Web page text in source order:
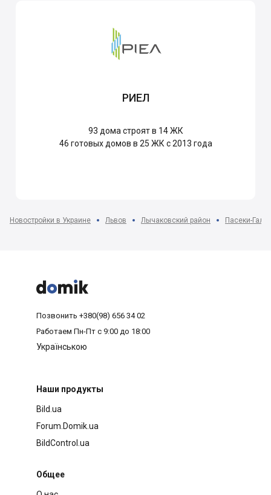
РИЕЛ
93 дома строят в 14 ЖК
46 готовых домов в 25 ЖК с 2013 года
Новостройки в Украине Львов Лычаковский район Пасеки-



Позвонить +380(98) 656 34 02
Работаем Пн-Пт с 9:00 до 18:00
Українською
Наши продукты
Bild.ua
Forum.Domik.ua
BildControl.ua
Общее